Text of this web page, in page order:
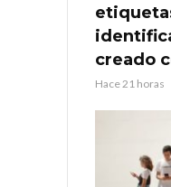
creado
Hace 21 horas